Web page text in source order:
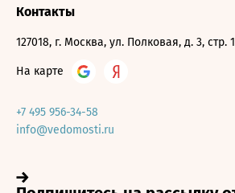
Контакты
127018, г. Москва, ул. Полковая, д. 3, стр. 1
На карте
+7 495 956-34-58
info@vedomosti.ru